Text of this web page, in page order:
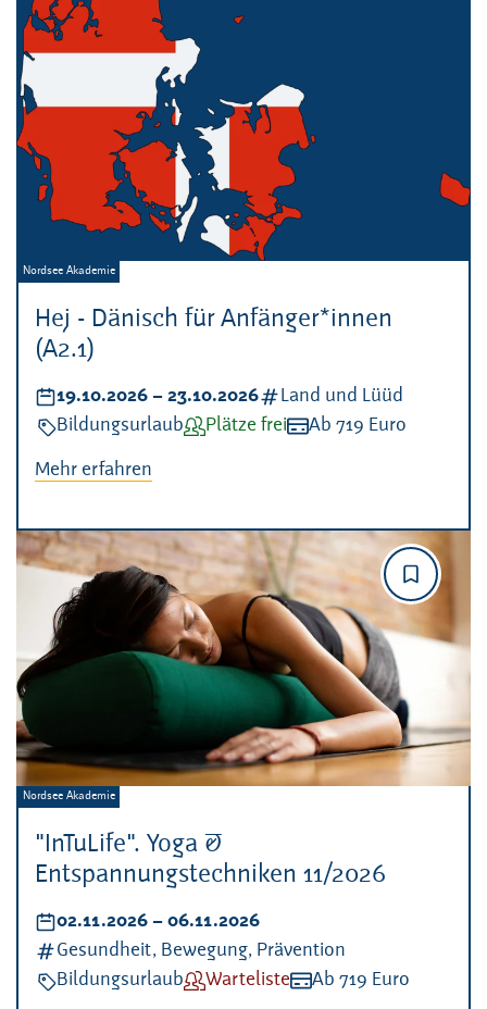
Hej - Dänisch für Anfänger*innen
(A2.1)
Veranstalter:
Nordsee Akademie
Datum:
19.10.2026 – bis
23.10.2026Kategorien:
Land und Lüüd
Veranstaltungsart:
BildungsurlaubVerfügbarkeit:
Plätze freiKosten:
Ab 719 Euro
Mehr erfahren
"InTuLife". Yoga &
Entspannungstechniken 11/2026
Veranstalter:
Nordsee Akademie
Datum:
02.11.2026 – bis
06.11.2026
Kategorien:
Gesundheit, Bewegung, Prävention
Veranstaltungsart:
BildungsurlaubVerfügbarkeit:
WartelisteKosten:
Ab 719 Euro